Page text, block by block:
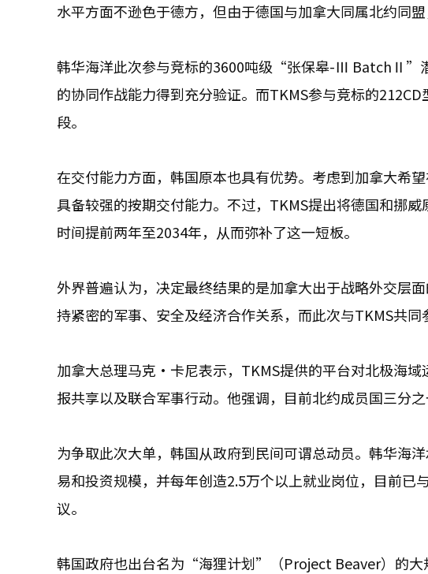
水平方面不逊色于德方，但由于德国与加拿大同属北约同盟
韩华海洋此次参与竞标的3600吨级“张保皋-Ⅲ BatchⅡ”
的协同作战能力得到充分验证。而TKMS参与竞标的
段。
在交付能力方面，韩国原本也具有优势。考虑到加拿大希
具备较强的按期交付能力。不过，TKMS提出将德国和挪
时间提前两年至2034年，从而弥补了这一短板。
外界普遍认为，决定最终结果的是加拿大出于战略外交层
持紧密的军事、安全及经济合作关系，而此次与TKMS共同
加拿大总理马克·卡尼表示，TKMS提供的平台对北极海
报共享以及联合军事行动。他强调，目前北约成员国三分之
为争取此次大单，韩国从政府到民间可谓总动员。韩华海
易和投资规模，并每年创造2.5万个以上就业岗位，目前
议。
韩国政府也出台名为“海狸计划”（Project Beaver）的大